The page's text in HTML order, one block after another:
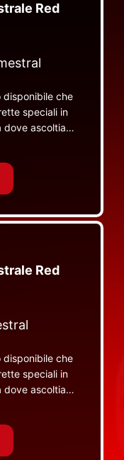
Red
disponibile che
speciali in
ascoltiamo
parte
Red
disponibile che
speciali in
ascoltiamo
parte